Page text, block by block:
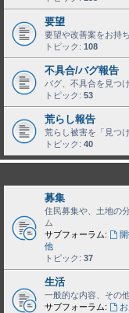
要望
要望や改善案をお持
トピック: 108
不具合/バグ報告
バグ、不具合を見つ
トピック: 53
荒らし報告
荒らし被害を「見つ
トピック: 40
募集
住民募集や、土地の
ム
サブフォーラム:
他
トピック: 37
生活
一般的な内容、その
サブフォーラム: